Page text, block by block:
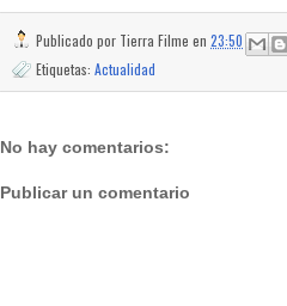
Publicado por Tierra Filme en 23:50
Etiquetas: Actualidad
No hay comentarios:
Publicar un comentario